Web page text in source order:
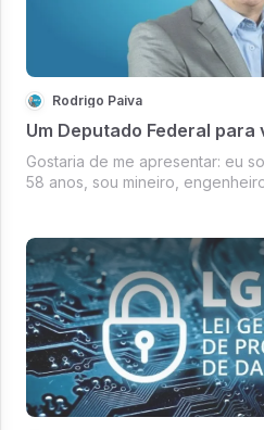
Rodrigo Paiva
Um Deputado Federal
Gostaria de me apresentar: eu
58 anos, sou mineiro,